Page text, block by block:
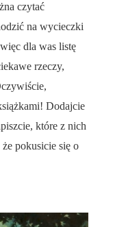
czytać
na wycieczki
dla was listę
rzeczy,
Dodajcie
które z nich
pokusicie się o